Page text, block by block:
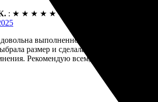
: ★ ★ ★ ★ ★
выполненной работой. Заказала
размер и сделала оплату. Доставка
Рекомендую всем, кто ценит